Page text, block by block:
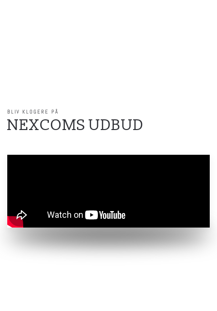
BLIV KLOGERE PÅ
NEXCOMS UDBUD